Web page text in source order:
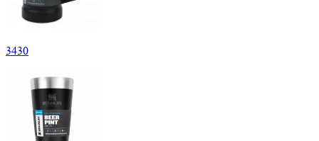
3430